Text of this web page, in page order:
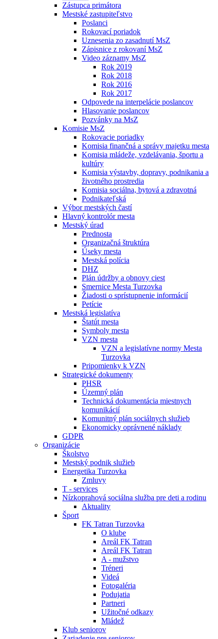
Zástupca primátora
Mestské zastupiteľstvo
Poslanci
Rokovací poriadok
Uznesenia zo zasadnutí MsZ
Zápisnice z rokovaní MsZ
Video záznamy MsZ
Rok 2019
Rok 2018
Rok 2016
Rok 2017
Odpovede na interpelácie poslancov
Hlasovanie poslancov
Pozvánky na MsZ
Komisie MsZ
Rokovacie poriadky
Komisia finančná a správy majetku mesta
Komisia mládeže, vzdelávania, športu a
kultúry
Komisia výstavby, dopravy, podnikania a
životného prostredia
Komisia sociálna, bytová a zdravotná
Podnikateľská
Výbor mestských častí
Hlavný kontrolór mesta
Mestský úrad
Prednosta
Organizačná štruktúra
Úseky mesta
Mestská polícia
DHZ
Plán údržby a obnovy ciest
Smernice Mesta Turzovka
Žiadosti o sprístupnenie informácií
Petície
Mestská legislatíva
Štatút mesta
Symboly mesta
VZN mesta
VZN a legislatívne normy Mesta
Turzovka
Pripomienky k VZN
Strategické dokumenty
PHSR
Územný plán
Technická dokumentácia miestnych
komunikácií
Komunitný plán sociálnych služieb
Ekonomicky oprávnené náklady
GDPR
Organizácie
Školstvo
Mestský podnik služieb
Energetika Turzovka
Zmluvy
T - services
Nízkoprahová sociálna služba pre deti a rodinu
Aktuality
Šport
FK Tatran Turzovka
O klube
Areál FK Tatran
Areál FK Tatran
A - mužstvo
Tréneri
Videá
Fotogaléria
Podujatia
Partneri
Užitočné odkazy
Mládež
Klub seniorov